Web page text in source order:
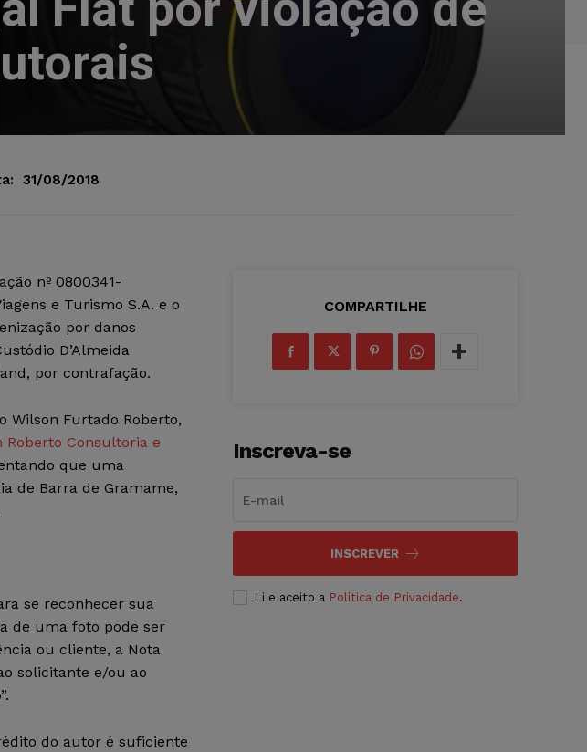
31/08/2018
nº 0800341-
e Turismo S.A. e o
por danos
D’Almeida
por contrafação.
Wilson Furtado Roberto,
Roberto Consultoria e
que uma
de Barra de Gramame,
se reconhecer sua
de uma foto pode ser
ou cliente, a Nota
solicitante e/ou ao
do autor é suficiente
COMPARTILHE
Inscreva-se
INSCREVER
Li e aceito a Política de Privacidade.